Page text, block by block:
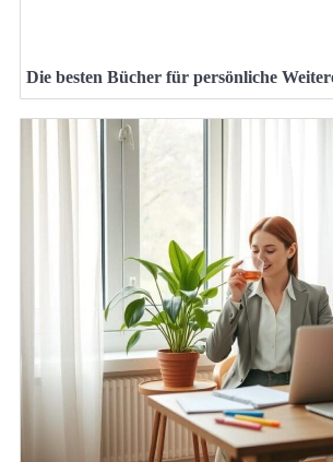
Die besten Bücher für persönliche